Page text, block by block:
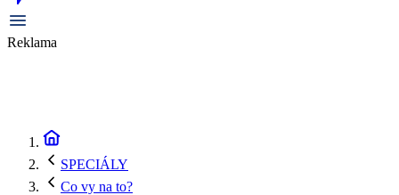
Reklama
SPECIÁLY
Co vy na to?